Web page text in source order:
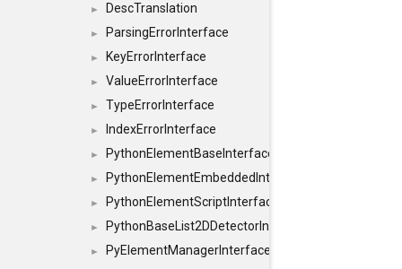
► DescTranslation
► ParsingErrorInterface
► KeyErrorInterface
► ValueErrorInterface
► TypeErrorInterface
► IndexErrorInterface
► PythonElementBaseInterface
► PythonElementEmbeddedInterface
► PythonElementScriptInterface
► PythonBaseList2DDetectorInterface
►
PyElementManagerInterface